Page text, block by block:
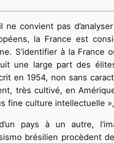
convient pas
la France est
S’identifier à la France
une large part des
en 1954, non sans
très cultivé, en
fine culture intellectuelle
pays à un autre,
brésilien